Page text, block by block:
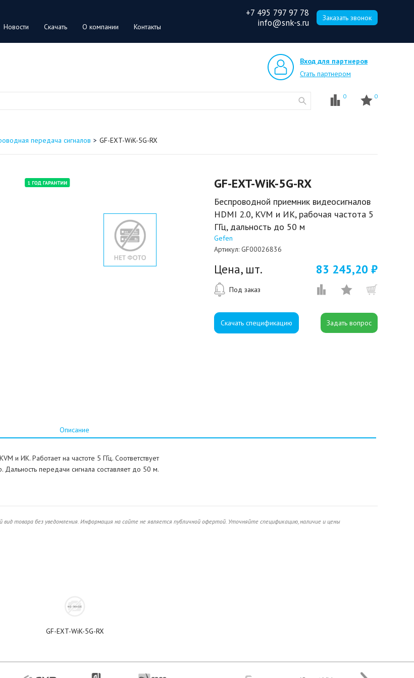
Новости Скачать О компании Контакты
+7 495 797 97 78
info@snk-s.ru
Заказать звонок
Вход для партнеров
Стать партнером
0 0
передача сигналов GF-EXT-WiK-5G-RX
GF-EXT-WiK-5G-RX
Беспроводной приемник видеосигналов
HDMI 2.0, KVM и ИК, рабочая частота 5
ГГц, дальность до 50 м
Gefen
Артикул: GF00026836
Цена, шт. 83 245,20 ₽
Под заказ
Скачать спецификацию
Описание
и ИК. Работает на частоте 5 ГГц. Соответствует
передачи сигнала составляет до 50 м.
товара без уведомления. Информация на сайте не является публичной офертой. Уточняйте спецификацию, наличие и цены
GF-EXT-WiK-5G-RX